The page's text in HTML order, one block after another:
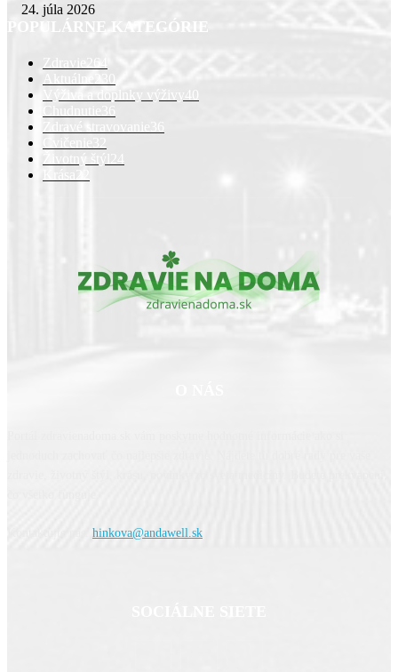
24. júla 2026
POPULÁRNE KATEGÓRIE
Zdravie 264
Aktuálne
230
Výživa a doplnky výživy 40
Chudnutie 36
Zdravé stravovanie
36
Cvičenie
Životný štýl
24
Krása
hinkova@andawell.sk